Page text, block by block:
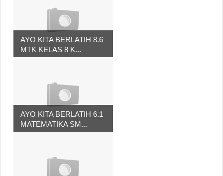
AYO KITA BERLATIH 8.6
MTK KELAS 8 K...
AYO KITA BERLATIH 6.1
MATEMATIKA SM...